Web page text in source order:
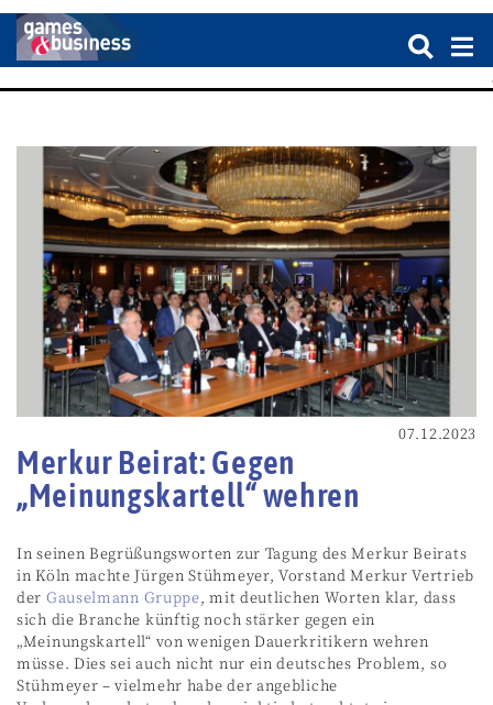
07.12.2023
Merkur Beirat: Gegen
„Meinungskartell“ wehren
In seinen Begrüßungsworten zur Tagung des Merkur Beirats
in Köln machte Jürgen Stühmeyer, Vorstand Merkur Vertrieb
der Gauselmann Gruppe, mit deutlichen Worten klar, dass
sich die Branche künftig noch stärker gegen ein
„Meinungskartell“ von wenigen Dauerkritikern wehren
müsse. Dies sei auch nicht nur ein deutsches Problem, so
Stühmeyer – vielmehr habe der angebliche